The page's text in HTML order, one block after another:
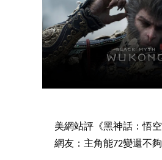
美網站評《黑神話：悟
網友：主角能72變還不